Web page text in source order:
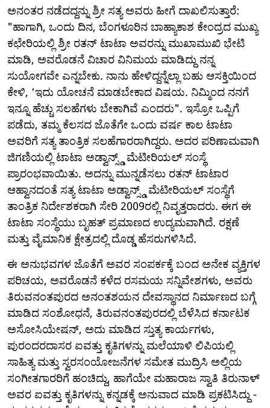
ಅನಂತರ ನಡೆದದ್ದನ್ನು ಶ್ರೀ ಸತ್ಯ ಅವರು ಹೀಗೆ ದಾಖಲಿಸುತ್ತಾರೆ:
"ಹಾಗಾಗಿ, ಒಂದು ದಿನ, ಬೆಂಗಳೂರಿನ ಬಾಹ್ಯಾಕಾಶ ಕೇಂದ್ರದ ಮುಖ್ಯ
ಕಛೇರಿಯಲ್ಲಿ ಶ್ರೀ ರತನ್ ಟಾಟಾ ಅವರನ್ನು ಮುಖಾಮುಖಿ ಭೇಟಿ
ಮಾಡಿ, ಅವರೊಡನೆ ವಿಚಾರ ವಿನಿಮಯ ಮಾಡಿದ್ದು ನನ್ನ
ಸುಯೋಗವೇ ಎನ್ನಬೇಕು. ನಾನು ಹೇಳಿದ್ದನ್ನೆಲ್ಲಾ ಬಹು ಆಸಕ್ತಿಯಿಂದ
ಕೇಳಿ, ‘ಇದು ಯೋಚನೆ ಮಾಡಬೇಕಾದ ವಿಷಯ. ನಿಮ್ಮಿಂದ ನನಗೆ
ಇನ್ನೂ ಹೆಚ್ಚು ಸಲಹೆಗಳು ಬೇಕಾಗಿವೆ ಎಂದರು". ಇಸ್ರೋ ಒಪ್ಪಿಗೆ
ಪಡೆದು, ತಮ್ಮ ಕೆಲಸದ ಜೊತೆಗೇ ಒಂದು ವರ್ಷ ಕಾಲ ಟಾಟಾ
ಅವರಿಗೆ ಸತ್ಯ ತಾಂತ್ರಿಕ ಸಲಹೆಗಾರರಾಗಿದ್ದರು. ಅದರ ಪರಿಣಾಮವಾಗಿ
ಜಿಗಣಿಯಲ್ಲಿ ಟಾಟಾ ಅಡ್ವಾನ್ಸ್ಡ್ ಮೆಟೀರಿಯಲ್ ಸಂಸ್ಥೆ
ಪ್ರಾರಂಭವಾಯಿತು. ಅದನ್ನು ಮುನ್ನಡೆಸಲು ರತನ್ ಟಾಟಾರ
ಆಹ್ವಾನದಂತೆ ಸತ್ಯ ಟಾಟಾ ಅಡ್ವಾನ್ಸ್ಡ್ ಮೆಟೀರಿಯಲ್ ಸಂಸ್ಥೆಗೆ
ತಾಂತ್ರಿಕ ನಿರ್ದೇಶಕರಾಗಿ ಸೇರಿ 2009ರಲ್ಲಿ ನಿವೃತ್ತರಾದರು. ಈಗ ಈ
ಟಾಟಾ ಸಂಸ್ಥೆಯು ಬೃಹತ್ ಪ್ರಮಾಣದ ಉದ್ಯಮವಾಗಿದೆ. ರಕ್ಷಣೆ
ಮತ್ತು ವೈಮಾನಿಕ ಕ್ಷೇತ್ರದಲ್ಲಿ ದೊಡ್ಡ ಹೆಸರುಗಳಿಸಿದೆ.
ಈ ಅನುಭವಗಳ ಜೊತೆಗೆ ಅವರ ಸಂಪರ್ಕಕ್ಕೆ ಬಂದ ಅನೇಕ ವ್ಯಕ್ತಿಗಳ
ಪರಿಚಯ, ಅವರೊಡನೆ ಕಳೆದ ರಸಮಯ ಸನ್ನಿವೇಶಗಳು, ಅವರು
ತಿರುವನಂತಪುರದ ಅನಂತಶಯನ ದೇವಸ್ಥಾನದ ನಿರ್ಮಾಣದ ಬಗ್ಗೆ
ಮಾಡಿದ ಸಂಶೋಧನೆ, ತಿರುವನಂತಪುರದಲ್ಲಿ ಬೆಳೆಸಿದ ಕರ್ನಾಟಕ
ಅಸೋಸಿಯೇಷನ್, ಅದು ಮಾಡಿದ ಸ್ತುತ್ಯ ಕಾರ್ಯಗಳು,
ಪುರಂದರದಾಸರ ಐವತ್ತು ಕೃತಿಗಳನ್ನು ಮಲೆಯಾಳಿ ಲಿಪಿಯಲ್ಲಿ
ಸಾಹಿತ್ಯ ಮತ್ತು ಸ್ವರಸಂಯೋಜನೆಗಳ ಸಮೇತ ಮುದ್ರಿಸಿ ಅಲ್ಲಿಯ
ಸಂಗೀತಗಾರರಿಗೆ ಹಂಚಿದ್ದು, ಹಾಗೆಯೇ ಮಹಾರಾಜ ಸ್ವಾತಿ ತಿರುನಾಳ್
ಅವರ ಐವತ್ತು ಕೃತಿಗಳನ್ನು ಕನ್ನಡಕ್ಕೆ ಅನುವಾದ ಮಾಡಿ ಪ್ರಕಟಿಸಿದ್ದು -